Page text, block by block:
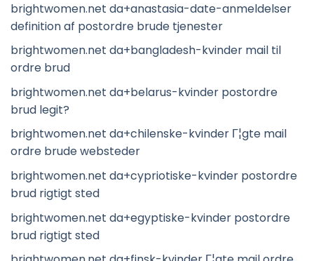
brightwomen.net da+anastasia-date-anmeldelser
definition af postordre brude tjenester
brightwomen.net da+bangladesh-kvinder mail til
ordre brud
brightwomen.net da+belarus-kvinder postordre
brud legit?
brightwomen.net da+chilenske-kvinder Г¦gte mail
ordre brude websteder
brightwomen.net da+cypriotiske-kvinder postordre
brud rigtigt sted
brightwomen.net da+egyptiske-kvinder postordre
brud rigtigt sted